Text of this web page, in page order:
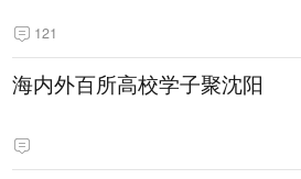
121
海内外百所高校学子聚沈阳